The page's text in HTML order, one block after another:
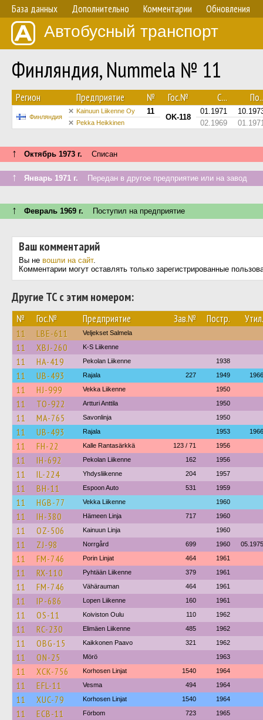
База данных Дополнительно Комментарии Обновления
Автобусный транспорт
Финляндия, Nummela № 11
Регион Предприятие № Гос.№ С...
Финляндия
Kainuun Liikenne Oy 11
OK-118
01.1971
Pekka Heikkinen 02.1969
↑ Октябрь 1973 г. Списан
↑ Январь 1971 г. Передан в другое предприятие или на завод
↑ Февраль 1969 г. Поступил на предприятие
Ваш комментарий
Вы не вошли на сайт.
Комментарии могут оставлять только зарегистрированные
Другие ТС с этим номером:
№ Гос.№ Предприятие Зав.№ Постр. Утил.
11 LBE-611 Veljekset Salmela
11 XBJ-260 K-S Liikenne
11 HA-419 Pekolan Liikenne 1938
11 UB-493 Rajala 227 1949 1966
11 HJ-999 Vekka Liikenne 1950
11 TO-922 Artturi Anttila 1950
11 MA-765 Savonlinja 1950
11 UB-493 Rajala 1953 1966
11 FH-22 Kalle Rantasärkkä 123 / 71 1956
11 IH-692 Pekolan Liikenne 162 1956
11 IL-224 Yhdysliikenne 204 1957
11 BH-11 Espoon Auto 531 1959
11 HGB-77 Vekka Liikenne 1960
11 IH-380 Hämeen Linja 717 1960
11 OZ-506 Kainuun Linja 1960
11 ZJ-98 Norrgård 699 1960 05.1975
11 FM-746 Porin Linjat 464 1961
11 RX-110 Pyhtään Liikenne 379 1961
11 FM-746 Vähärauman 464 1961
11 IP-686 Lopen Liikenne 160 1961
11 OS-11 Koiviston Oulu 110 1962
11 RC-230 Elimäen Liikenne 485 1962
11 OBG-15 Kaikkonen Paavo 321 1962
11 ON-25 Mörö 1963
11 XCK-756 Korhosen Linjat 1540 1964
11 EFL-11 Vesma 494 1964
11 XUC-79 Korhosen Linjat 1540 1964
11 ECB-11 Förbom 723 1965